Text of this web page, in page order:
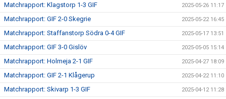
Matchrapport: Klagstorp 1-3 GIF 2025-05-26 11:17
Matchrapport: GIF 2-0 Skegrie 2025-05-22 16:45
Matchrapport: Staffanstorp Södra 0-4 GIF 2025-05-17 13:51
Matchrapport: GIF 3-0 Gislöv 2025-05-05 15:14
Matchrapport: Holmeja 2-1 GIF 2025-04-27 18:09
Matchrapport: GIF 2-1 Klågerup 2025-04-22 11:10
Matchrapport: Skivarp 1-3 GIF 2025-04-12 11:28